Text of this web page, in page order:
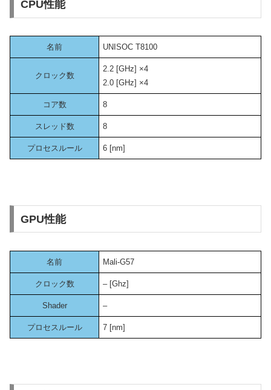
CPU性能
名前 UNISOC T8100
クロック数
2.2 [GHz] ×4
2.0 [GHz] ×4
コア数 8
スレッド数 8
プロセスルール 6 [nm]
GPU性能
名前 Mali-G57
クロック数 – [Ghz]
Shader –
プロセスルール 7 [nm]